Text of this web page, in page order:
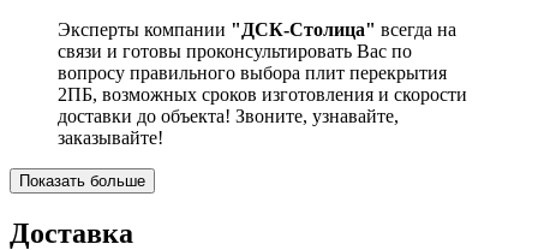
Эксперты компании "ДСК-Столица" всегда на
связи и готовы проконсультировать Вас по
вопросу правильного выбора плит перекрытия
2ПБ, возможных сроков изготовления и скорости
доставки до объекта! Звоните, узнавайте,
заказывайте!
Показать больше
Доставка